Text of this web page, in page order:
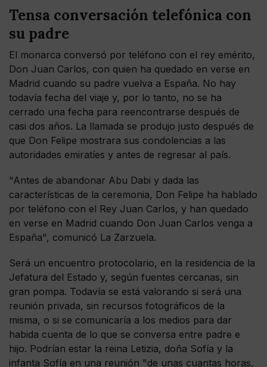
Tensa conversación telefónica con
su padre
El monarca conversó por teléfono con el rey emérito,
Don Juan Carlos, con quien ha quedado en verse en
Madrid cuando su padre vuelva a España. No hay
todavía fecha del viaje y, por lo tanto, no se ha
cerrado una fecha para reencontrarse después de
casi dos años. La llamada se produjo justo después de
que Don Felipe mostrara sus condolencias a las
autoridades emiratíes y antes de regresar al país.
"Antes de abandonar Abu Dabi y dada las
características de la ceremonia, Don Felipe ha hablado
por teléfono con el Rey Juan Carlos, y han quedado
en verse en Madrid cuando Don Juan Carlos venga a
España", comunicó La Zarzuela.
Será un encuentro protocolario, en la residencia de la
Jefatura del Estado y, según fuentes cercanas, sin
gran pompa. Todavía se está valorando si será una
reunión privada, sin recursos fotográficos de la
misma, o si se comunicaría a los medios para dar
habida cuenta de lo que se conversa entre padre e
hijo. Podrían estar la reina Letizia, doña Sofía y la
infanta Sofía en una reunión "de unas cuantas horas,